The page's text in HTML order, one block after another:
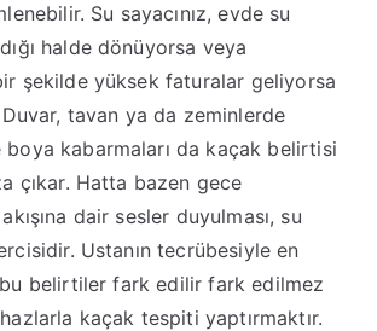
Su sayacınız, evde su
halde dönüyorsa veya
şekilde yüksek faturalar geliyorsa
tavan ya da zeminlerde
boya kabarmaları da kaçak belirtisi
çıkar. Hatta bazen gece
dair sesler duyulması, su
Ustanın tecrübesiyle en
belirtiler fark edilir fark edilmez
kaçak tespiti yaptırmaktır.